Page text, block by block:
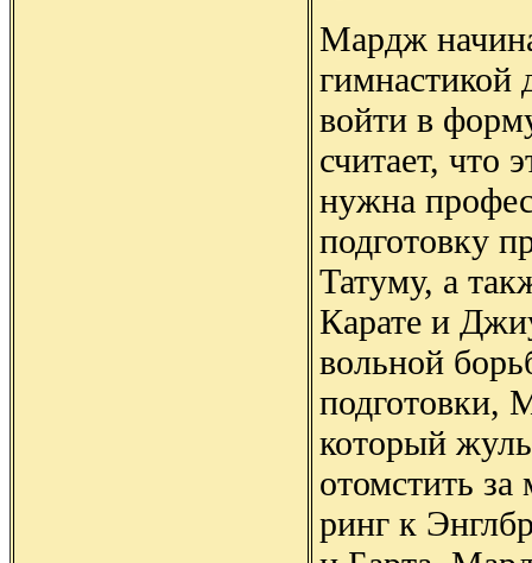
Мардж
гимнастикой
войти в
считает, что
нужна
подготовку
Татуму, а
Карате и
вольной
подготовки,
который
отомстить за
ринг к